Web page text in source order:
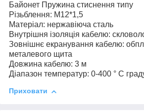
Байонет Пружина стиснення типу
Різьблення: M12*1,5
Матеріал: нержавіюча сталь
Внутрішня ізоляція кабелю:
Зовнішнє екранування кабелю:
металевого щита
Довжина кабелю: 3 м
Діапазон температур: 0-400 ° C
Приховати